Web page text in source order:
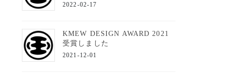
2022-02-17
KMEW DESIGN AWARD 2021
受賞しました
2021-12-01